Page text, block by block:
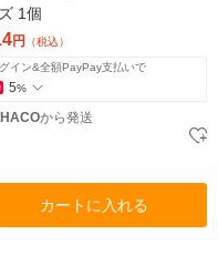
1個
円 （税込）
イン&全額PayPay支払いで
5%
から発送
カートに入れる